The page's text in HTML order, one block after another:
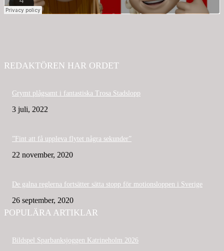
REDAKTÖREN HAR ORDET
Grymt plågsamt i fantastiska Trosa Stadslopp
3 juli, 2022
”Fint att få uppleva flytet några sekunder”
22 november, 2020
De galna reglerna fortsätter sätta stopp för motionsloppen i Sverige
26 september, 2020
POPULÄRA ARTIKLAR
Bildspel Sparbanksjoggen Katrineholm 2026